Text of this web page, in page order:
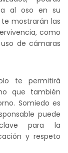
al oso en su
mostrarán las
como
de cámaras
te permitirá
que también
Somiedo es
puede
para la
y respeto